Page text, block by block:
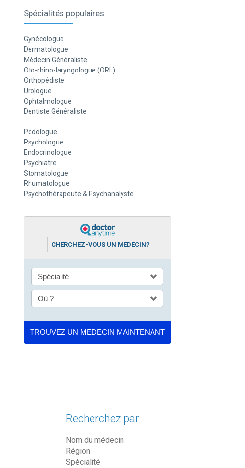
Spécialités populaires
Gynécologue
Dermatologue
Médecin Généraliste
Oto-rhino-laryngologue (ORL)
Orthopédiste
Urologue
Ophtalmologue
Dentiste Généraliste
Podologue
Psychologue
Endocrinologue
Psychiatre
Stomatologue
Rhumatologue
Psychothérapeute & Psychanalyste
CHERCHEZ-VOUS UN MEDECIN?
Recherchez par
Nom du médecin
Région
Spécialité